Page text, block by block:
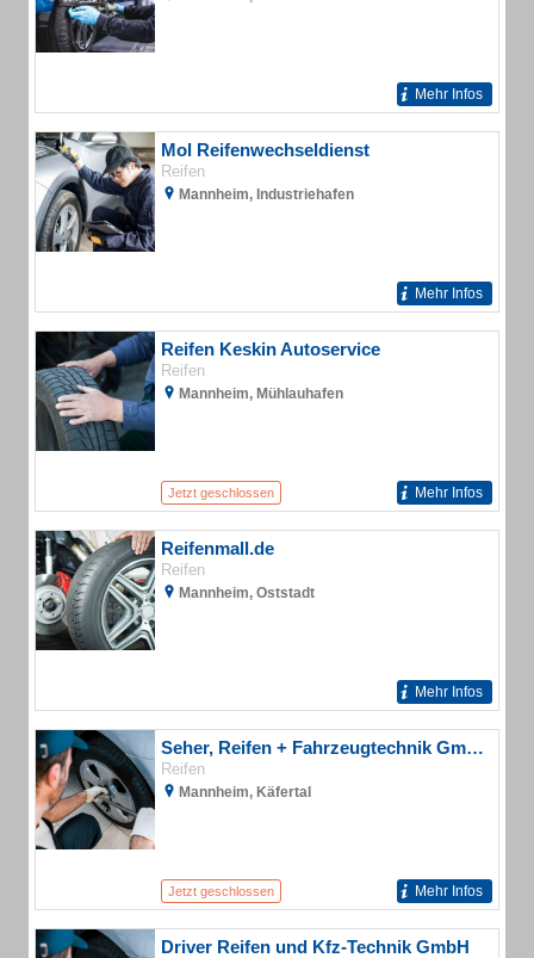
Mehr Infos
Mol Reifenwechseldienst
Reifen
Mannheim, Industriehafen
Mehr Infos
Reifen Keskin Autoservice
Reifen
Mannheim, Mühlauhafen
Jetzt geschlossen Mehr Infos
Reifenmall.de
Reifen
Mannheim, Oststadt
Mehr Infos
Seher, Reifen + Fahrzeugtechnik GmbH
Reifen
Mannheim, Käfertal
Jetzt geschlossen Mehr Infos
Driver Reifen und Kfz-Technik GmbH